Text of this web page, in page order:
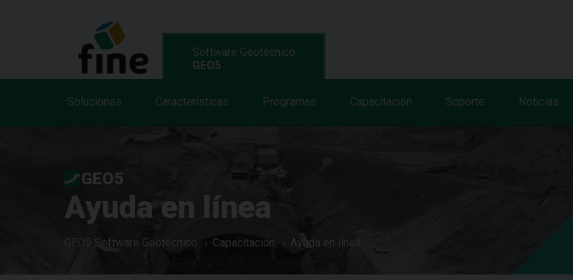
Software Geotécnico
GEO5
Soluciones Características Programas Capacitación Soporte Noticias
GEO5
Ayuda en línea
GEO5 Software Geotécnico Capacitación Ayuda en línea